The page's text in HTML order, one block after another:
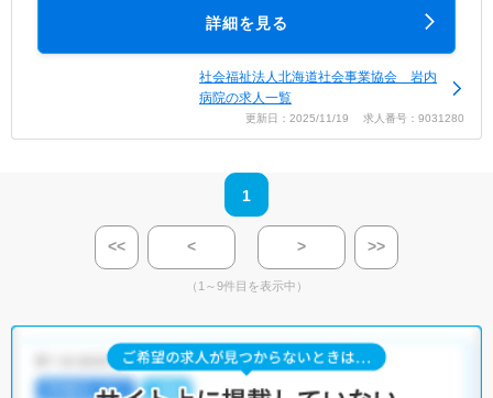
詳細を見る
社会福祉法人北海道社会事業協会 岩内
病院の求人一覧
更新日：2025/11/19 求人番号：9031280
1
<< < > >>
（1～9件目を表示中）